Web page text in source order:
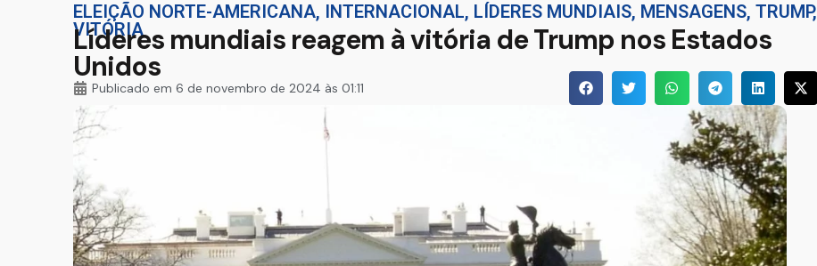
ELEIÇÃO NORTE-AMERICANA, INTERNACIONAL, LÍDERES MUNDIAIS, MENSAGENS, TRUMP,
VITÓRIA
Líderes mundiais reagem à vitória de Trump nos Estados
Unidos
Publicado em 6 de novembro de 2024 às 01:11